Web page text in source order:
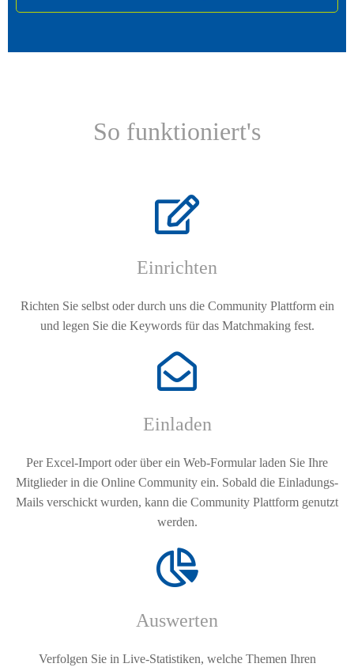
So funktioniert's
Einrichten
Richten Sie selbst oder durch uns die Community Plattform ein
und legen Sie die Keywords für das Matchmaking fest.
Einladen
Per Excel-Import oder über ein Web-Formular laden Sie Ihre
Mitglieder in die Online Community ein. Sobald die Einladungs-
Mails verschickt wurden, kann die Community Plattform genutzt
werden.
Auswerten
Verfolgen Sie in Live-Statistiken, welche Themen Ihren